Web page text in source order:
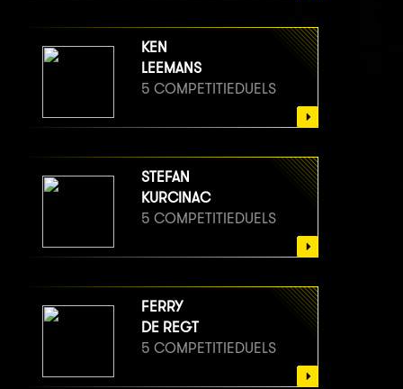
KEN
LEEMANS
5 COMPETITIEDUELS
STEFAN
KURCINAC
5 COMPETITIEDUELS
FERRY
DE REGT
5 COMPETITIEDUELS